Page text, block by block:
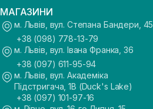
МАГАЗИНИ
м. Львів, вул. Степана Бандери, 45
+38 (098) 778-13-79
м. Львів, вул. Івана Франка, 36
+38 (097) 611-95-94
м. Львів, вул. Академіка
Підстригача, 1В (Duck's Lake)
+38 (097) 101-97-16